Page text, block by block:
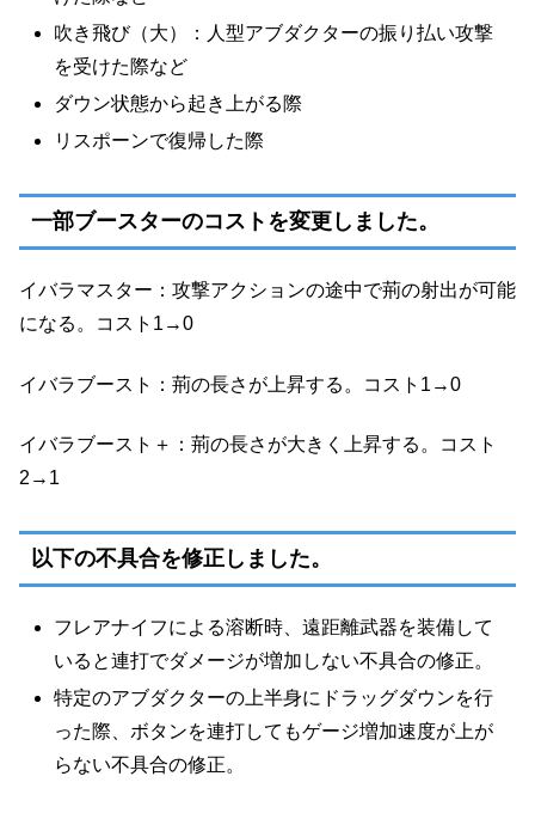
吹き飛び（大）：人型アブダクターの振り払い攻撃
を受けた際など
ダウン状態から起き上がる際
リスポーンで復帰した際
一部ブースターのコストを変更しました。
イバラマスター：攻撃アクションの途中で荊の射出が可能
になる。コスト1→0
イバラブースト：荊の長さが上昇する。コスト1→0
イバラブースト＋：荊の長さが大きく上昇する。コスト
2→1
以下の不具合を修正しました。
フレアナイフによる溶断時、遠距離武器を装備して
いると連打でダメージが増加しない不具合の修正。
特定のアブダクターの上半身にドラッグダウンを行
った際、ボタンを連打してもゲージ増加速度が上が
らない不具合の修正。